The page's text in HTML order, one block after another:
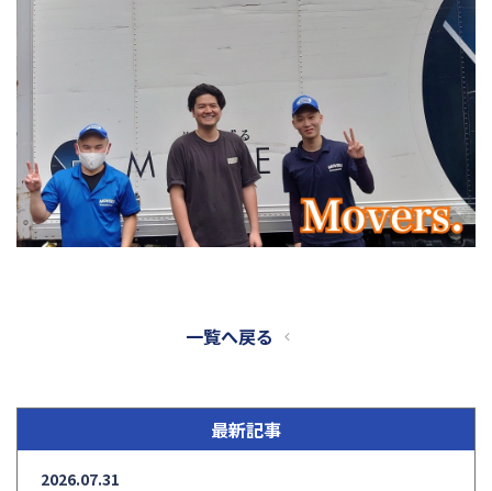
一覧へ戻る
最新記事
2026.07.31